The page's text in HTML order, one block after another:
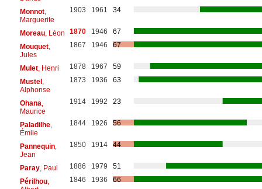
Monnot,
Marguerite
1903 1961 34
Moreau, Léon 1870 1946
67
Mouquet,
Jules
1867 1946 67
Mulet, Henri 1878 1967
59
Mustel,
Alphonse
1873 1936 63
Ohana
Maurice
1914 1992 23
Paladilhe,
Émile
1844 1926 56
Pannequin,
Jean
1850 1914 44
Paray, Paul 1886 1979
51
Périlhou,
1846 1936 66